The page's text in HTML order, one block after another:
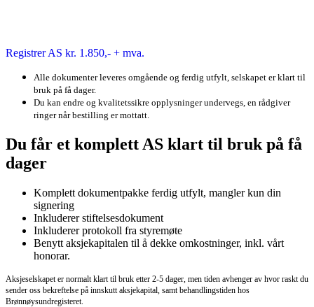
Registrer AS kr. 1.850,- + mva.
Alle dokumenter leveres omgående og ferdig utfylt, selskapet er klart til
bruk på få dager.
Du kan endre og kvalitetssikre opplysninger undervegs, en rådgiver
ringer når bestilling er mottatt.
Du får et komplett AS klart til bruk på få
dager
Komplett dokumentpakke ferdig utfylt, mangler kun din
signering
Inkluderer stiftelsesdokument
Inkluderer protokoll fra styremøte
Benytt aksjekapitalen til å dekke omkostninger, inkl. vårt
honorar.
Aksjeselskapet er normalt klart til bruk etter 2-5 dager, men tiden avhenger av hvor raskt du
sender oss bekreftelse på innskutt aksjekapital, samt behandlingstiden hos
Brønnøysundregisteret.